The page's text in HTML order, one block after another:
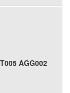
AGG002